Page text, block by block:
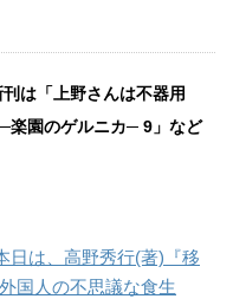
は「上野さんは不器用
園のゲルニカ─ 9」など
日は、高野秀行(著)『移
国人の不思議な食生